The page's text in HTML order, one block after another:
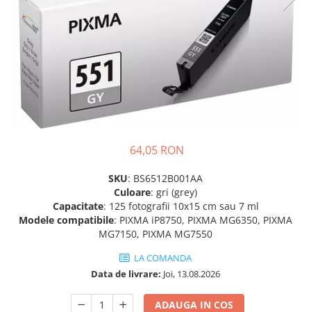
Hartie
Ribbon
Developer
Consumabile imprimanta
compatibile
Tonere compatibile
Cartuse compatibile
Accesorii imprimante 3D
Filament imprimanta 3D
Laptopuri / notebookuri
Laptopuri gaming
64,05 RON
SKU: BS6512B001AA
Culoare: gri (grey)
Capacitate: 125 fotografii 10x15 cm sau 7 ml
Modele compatibile: PIXMA iP8750, PIXMA MG6350, PIXMA
MG7150, PIXMA MG7550
LA COMANDA
Data de livrare: Joi, 13.08.2026
ADAUGA IN COS